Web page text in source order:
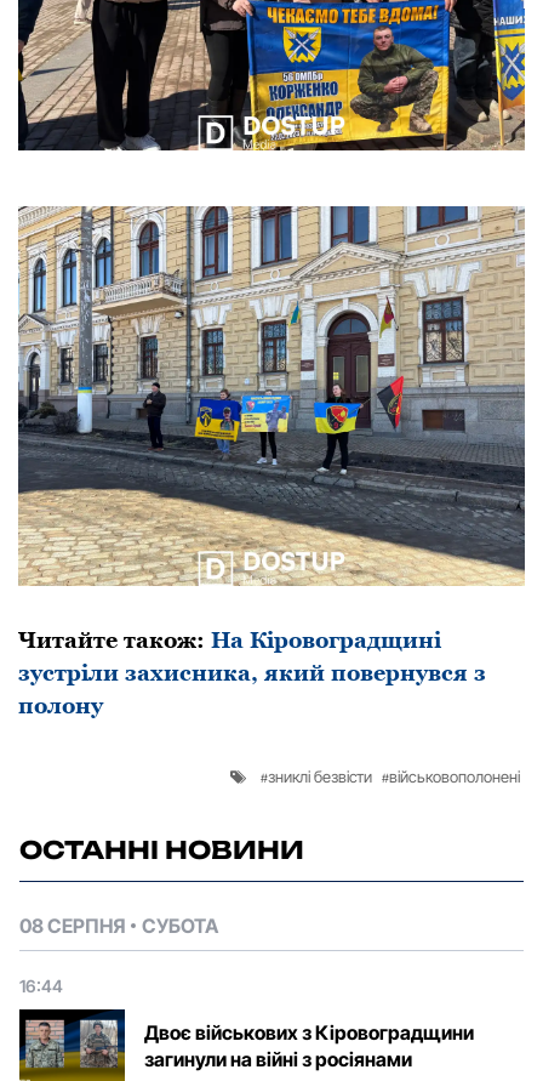
Читайте також: На Кіровоградщині
зустріли захисника, який повернувся з
полону
зниклі безвісти військовополонені
ОСТАННІ НОВИНИ
08 СЕРПНЯ СУБОТА
16:44
Двоє військових з Кіровоградщини
загинули на війні з росіянами